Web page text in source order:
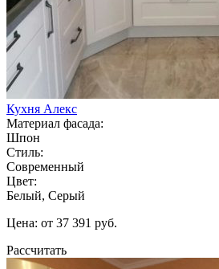
Кухня Алекс
Материал фасада:
Шпон
Стиль:
Современный
Цвет:
Белый, Серый
Цена: от 37 391 руб.
Рассчитать